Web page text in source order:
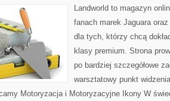
Landworld to magazyn
fanach marek Jaguara
dla tych, którzy chcą
klasy premium. Strona
po bardziej szczegółowe
warsztatowy punkt
Motoryzacja i Motoryzacyjne Ikony W